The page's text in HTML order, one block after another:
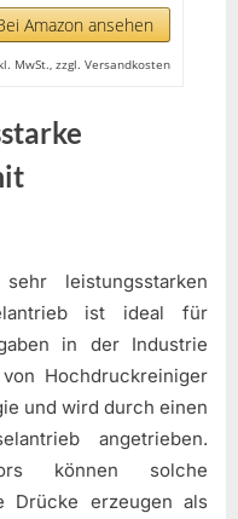
Amazon ansehen
MwSt., zzgl. Versandkosten
leistungsstarken
ist ideal für
in der Industrie
Hochdruckreiniger
und wird durch einen
angetrieben.
können solche
Drücke erzeugen als